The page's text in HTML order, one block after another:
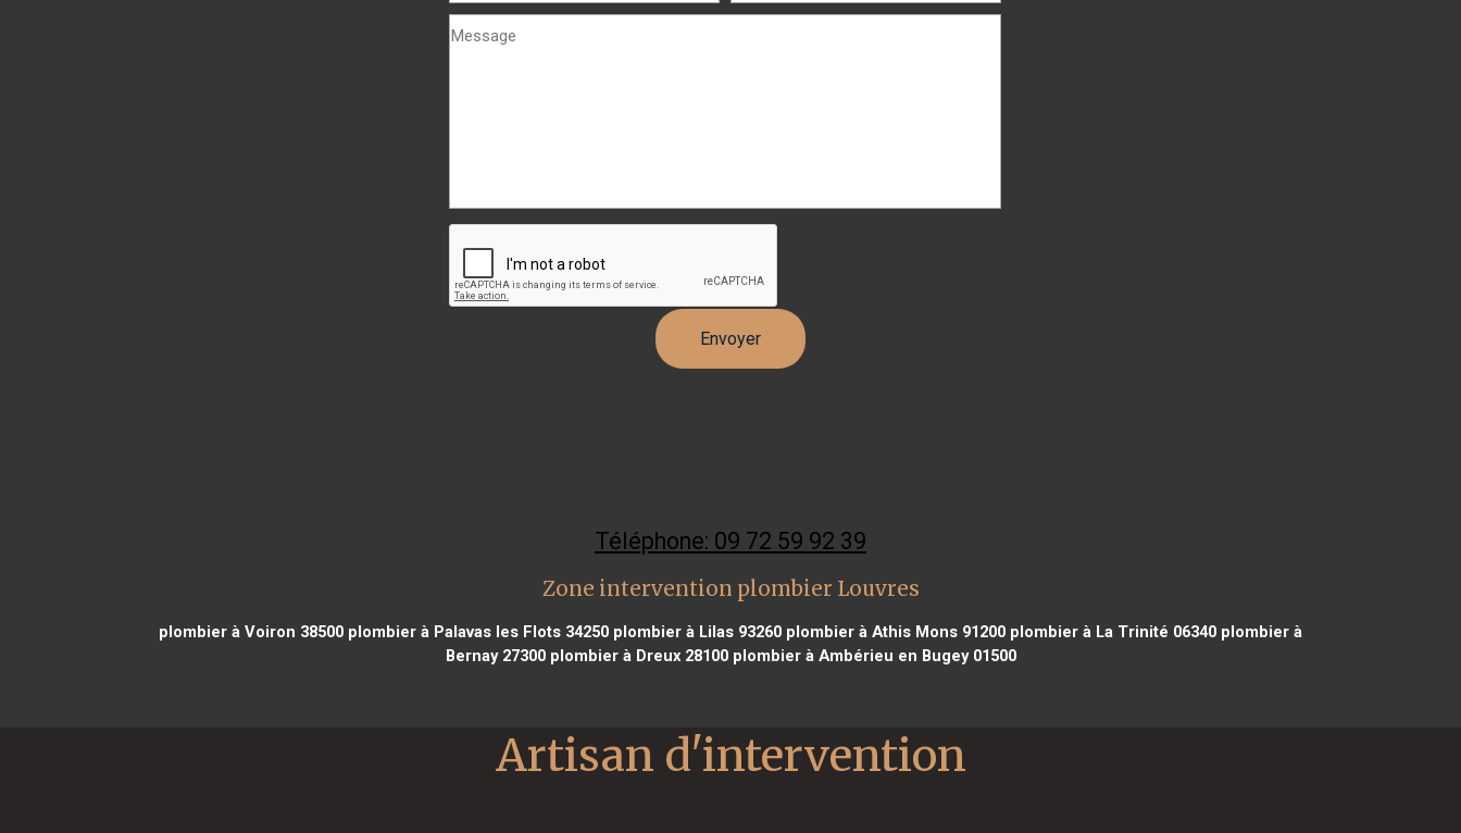
Téléphone: 09 72 59 92 39
Zone intervention plombier Louvres
plombier à Voiron 38500 plombier à Palavas les Flots 34250 plombier à Lilas 93260 plombier à Athis Mons 91200 plombier à La Trinité 06340 plombier à
Bernay 27300plombier à Dreux 28100plombier à Ambérieu en Bugey 01500
Artisan d'intervention